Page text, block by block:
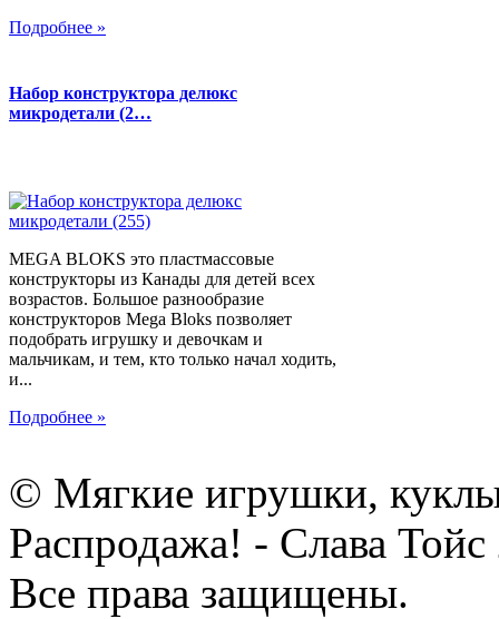
Подробнее »
Набор конструктора делюкс
микродетали (2…
MEGA BLOKS это пластмассовые
конструкторы из Канады для детей всех
возрастов. Большое разнообразие
конструкторов Mega Bloks позволяет
подобрать игрушку и девочкам и
мальчикам, и тем, кто только начал ходить,
и...
Подробнее »
© Мягкие игрушки,
Распродажа! - Слава Тойс
Все права защищены.